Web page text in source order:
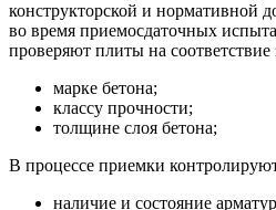
конструкторской и нормативной
во время приемосдаточных
проверяют плиты на
марке бетона;
классу прочности;
толщине слоя бетона;
В процессе приемки
наличие и состояние